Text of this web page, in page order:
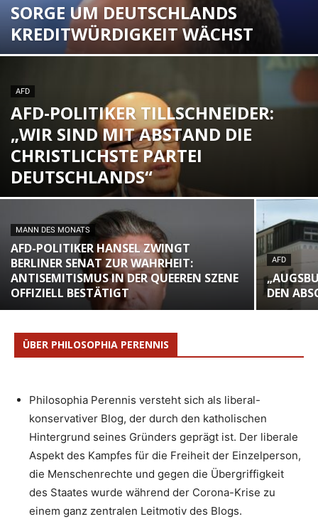
SORGE UM DEUTSCHLANDS
KREDITWÜRDIGKEIT WÄCHST
AFD
AFD-POLITIKER TILLSCHNEIDER:
„WIR SIND MIT ABSTAND DIE
CHRISTLICHSTE PARTEI
DEUTSCHLANDS“
MANN DES MONATS
AFD-POLITIKER HANSEL ZWINGT
BERLINER SENAT ZUR WAHRHEIT:
ANTISEMITISMUS IN DER QUEEREN SZENE
OFFIZIELL BESTÄTIGT
AFD
DEN
ÜBER PHILOSOPHIA PERENNIS
Philosophia Perennis versteht sich als liberal-
konservativer Blog, der durch den katholischen
Hintergrund seines Gründers geprägt ist. Der liberale
Aspekt des Kampfes für die Freiheit der Einzelperson,
die Menschenrechte und gegen die Übergriffigkeit
des Staates wurde während der Corona-Krise zu
einem ganz zentralen Leitmotiv des Blogs.